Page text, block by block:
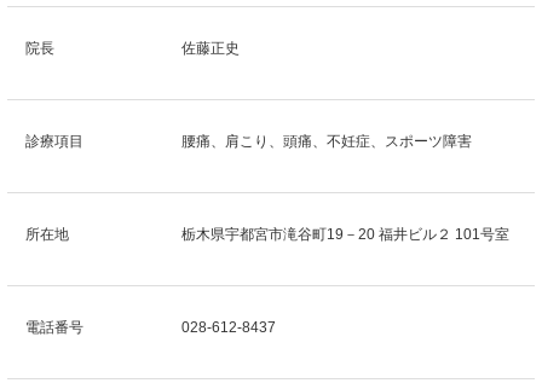
院長 佐藤正史
診療項目 腰痛、肩こり、頭痛、不妊症、スポーツ障害
所在地 栃木県宇都宮市滝谷町19－20 福井ビル２ 101号室
電話番号 028-612-8437